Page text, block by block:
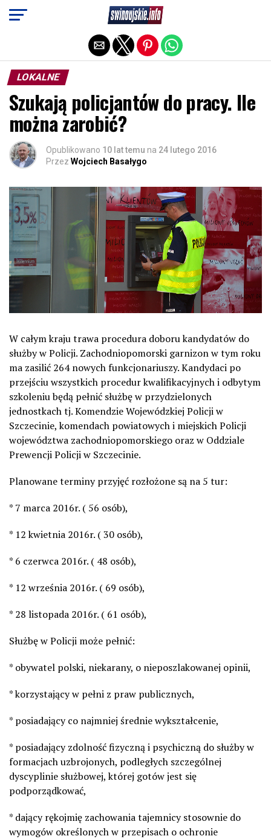
LOKALNE
Szukają policjantów do pracy. Ile
można zarobić?
Opublikowano 10 lat temu na 24 lutego 2016
Przez Wojciech Basałygo
W całym kraju trawa procedura doboru kandydatów do
służby w Policji. Zachodniopomorski garnizon w tym roku
ma zasilić 264 nowych funkcjonariuszy. Kandydaci po
przejściu wszystkich procedur kwalifikacyjnych i odbytym
szkoleniu będą pełnić służbę w przydzielonych
jednostkach tj. Komendzie Wojewódzkiej Policji w
Szczecinie, komendach powiatowych i miejskich Policji
województwa zachodniopomorskiego oraz w Oddziale
Prewencji Policji w Szczecinie.
Planowane terminy przyjęć rozłożone są na 5 tur:
* 7 marca 2016r. ( 56 osób),
* 12 kwietnia 2016r. ( 30 osób),
* 6 czerwca 2016r. ( 48 osób),
* 12 września 2016r. ( 69 osób),
* 28 listopada 2016r. ( 61 osób),
Służbę w Policji może pełnić:
* obywatel polski, niekarany, o nieposzlakowanej opinii,
* korzystający w pełni z praw publicznych,
* posiadający co najmniej średnie wykształcenie,
* posiadający zdolność fizyczną i psychiczną do służby w
formacjach uzbrojonych, podległych szczególnej
dyscyplinie służbowej, której gotów jest się
podporządkować,
* dający rękojmię zachowania tajemnicy stosownie do
wymogów określonych w przepisach o ochronie
Exit mobile version